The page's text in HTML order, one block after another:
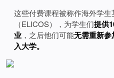
这些付费课程被称作海外学
（ELICOS），为学生们提供
业 ，之后他们可能无需重新
入大学。